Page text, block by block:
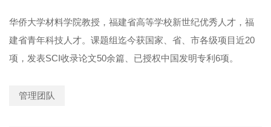
华侨大学材料学院教授，福建省高等学校新世纪优秀人才，福
建省青年科技人才。课题组迄今获国家、省、市各级项目近20
项，发表SCI收录论文50余篇、已授权中国发明专利6项。
管理团队